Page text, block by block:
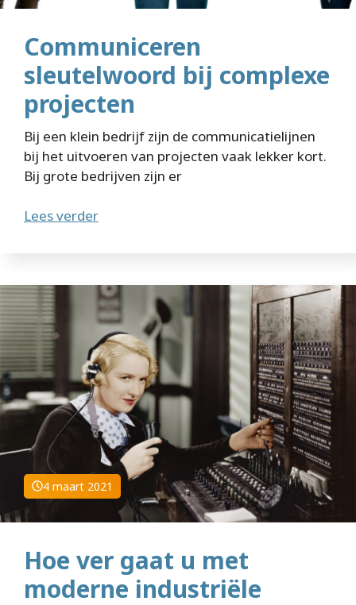
Communiceren
sleutelwoord bij complexe
projecten
Bij een klein bedrijf zijn de communicatielijnen
bij het uitvoeren van projecten vaak lekker kort.
Bij grote bedrijven zijn er
Lees verder
4 maart 2021
Hoe ver gaat u met
moderne industriële